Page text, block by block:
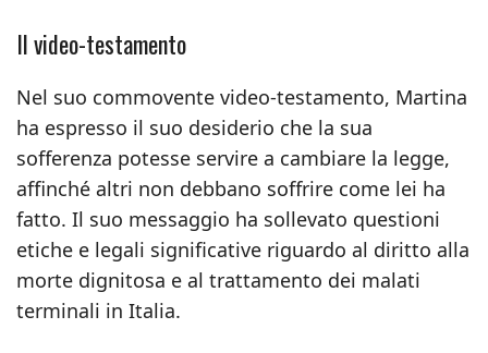
Il video-testamento
Nel suo commovente video-testamento, Martina
ha espresso il suo desiderio che la sua
sofferenza potesse servire a cambiare la legge,
affinché altri non debbano soffrire come lei ha
fatto. Il suo messaggio ha sollevato questioni
etiche e legali significative riguardo al diritto alla
morte dignitosa e al trattamento dei malati
terminali in Italia.